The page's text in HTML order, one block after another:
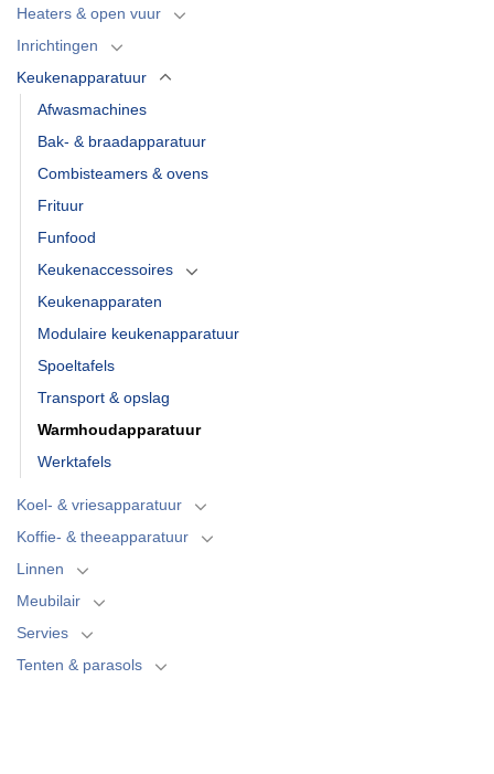
Heaters & open vuur
Inrichtingen
Keukenapparatuur
Afwasmachines
Bak- & braadapparatuur
Combisteamers & ovens
Frituur
Funfood
Keukenaccessoires
Keukenapparaten
Modulaire keukenapparatuur
Spoeltafels
Transport & opslag
Warmhoudapparatuur
Werktafels
Koel- & vriesapparatuur
Koffie- & theeapparatuur
Linnen
Meubilair
Servies
Tenten & parasols